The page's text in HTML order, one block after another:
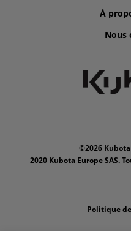
À
Nous
©2026 Kubota
2020 Kubota Europe SAS.
Politique